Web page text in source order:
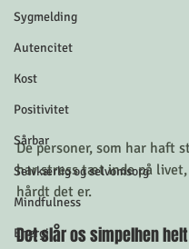
Sygmelding
Autencitet
Kost
Positivitet
Sårbar
Selvkærlig og selvomsorg
Mindfulness
Energi
De personer, som har haft
har stress tæt inde på livet,
hårdt det er.
Det slår os simpelhen